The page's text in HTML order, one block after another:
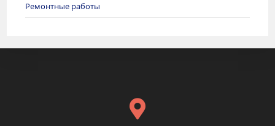
Ремонтные работы